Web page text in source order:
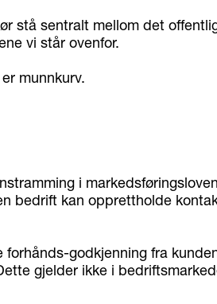
stå sentralt mellom det
vi står ovenfor.
munnkurv.
i
bedrift kan opprettholde
godkjenning fra
gjelder ikke i